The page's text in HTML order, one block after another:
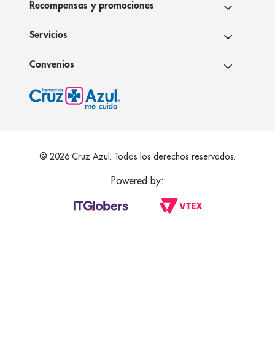
Recompensas y promociones
Servicios
Convenios
© 2026 Cruz Azul. Todos los derechos reservados.
Powered by: